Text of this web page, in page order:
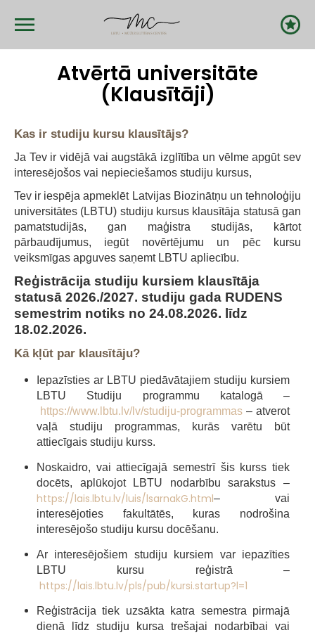
main
Atvērtā universitāte
(Klausītāji)
Kas ir studiju kursu klausītājs?
Ja Tev ir vidējā vai augstākā izglītība un vēlme apgūt sev
interesējošos vai nepieciešamos studiju kursus,
Tev ir iespēja apmeklēt Latvijas Biozinātņu un tehnoloģiju
universitātes (LBTU) studiju kursus klausītāja statusā gan
pamatstudijās, gan maģistra studijās, kārtot
pārbaudījumus, iegūt novērtējumu un pēc kursu
veiksmīgas apguves saņemt LBTU apliecību.
Reģistrācija studiju kursiem klausītāja
statusā 2026./2027. studiju gada RUDENS
semestrim notiks no 24.08.2026. līdz
18.02.2026.
Kā kļūt par klausītāju?
Iepazīsties ar LBTU piedāvātajiem studiju kursiem
LBTU Studiju programmu katalogā –
https://www.lbtu.lv/lv/studiju-programmas – atverot
vaļā studiju programmas, kurās varētu būt
attiecīgais studiju kurss.
Noskaidro, vai attiecīgajā semestrī šis kurss tiek
docēts, aplūkojot
LBTU nodarbību sarakstus –
https://lais.lbtu.lv/luis/lsarnakG.html– vai
interesējoties fakultātēs, kuras nodrošina
interesējošo studiju kursu docēšanu.
Ar interesējošiem studiju kursiem var iepazīties
LBTU kursu reģistrā –
https://lais.lbtu.lv/pls/pub/kursi.startup?l=1
Reģistrācija tiek uzsākta katra semestra pirmajā
dienā līdz studiju kursa trešajai nodarbībai vai